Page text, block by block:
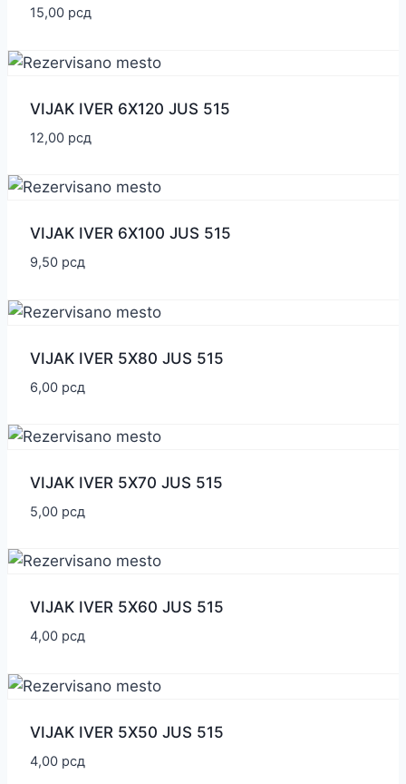
15,00 рсд
VIJAK IVER 6X120 JUS 515
12,00 рсд
VIJAK IVER 6X100 JUS 515
9,50 рсд
VIJAK IVER 5X80 JUS 515
6,00 рсд
VIJAK IVER 5X70 JUS 515
5,00 рсд
VIJAK IVER 5X60 JUS 515
4,00 рсд
VIJAK IVER 5X50 JUS 515
4,00 рсд